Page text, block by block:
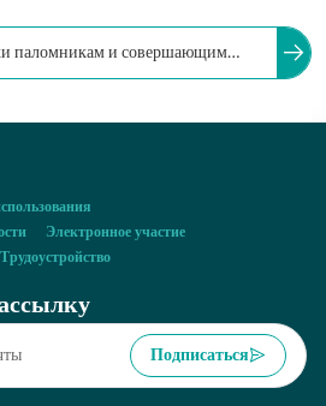
паломникам и совершающим
Электронное участие
Трудоустройство
Подписаться